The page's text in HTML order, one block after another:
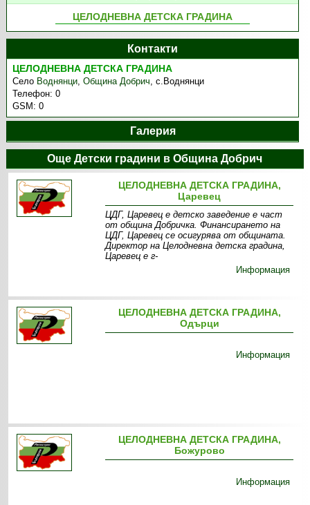
ЦЕЛОДНЕВНА ДЕТСКА ГРАДИНА
Контакти
ЦЕЛОДНЕВНА ДЕТСКА ГРАДИНА
Село Воднянци,Община Добрич,с.Воднянци
Телефон:0
GSM:0
Галерия
Още Детски градини в Община Добрич
ЦЕЛОДНЕВНА ДЕТСКА ГРАДИНА,
Царевец
ЦДГ, Царевец е детско заведение е част
от община Добричка. Финансирането на
ЦДГ, Царевец се осигурява от общината.
Директор на Целодневна детска градина,
Царевец е г-
Информация
ЦЕЛОДНЕВНА ДЕТСКА ГРАДИНА,
Одърци
Информация
ЦЕЛОДНЕВНА ДЕТСКА ГРАДИНА,
Божурово
Информация